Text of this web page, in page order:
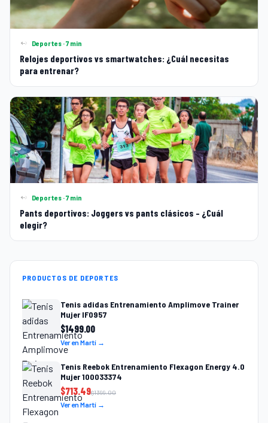
Deportes · 7 min
Relojes deportivos vs smartwatches: ¿Cuál necesitas
para entrenar?
Deportes · 7 min
Pants deportivos: Joggers vs pants clásicos – ¿Cuál
elegir?
PRODUCTOS DE DEPORTES
Tenis adidas Entrenamiento Amplimove Trainer
Mujer IF0957
$1499.00
Ver en Martí →
Tenis Reebok Entrenamiento Flexagon Energy 4.0
Mujer 100033374
$713.49$1399.00
Ver en Martí →